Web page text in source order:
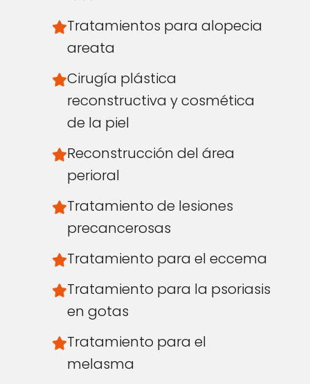
Tratamientos para alopecia
areata
Cirugía plástica
reconstructiva y cosmética
de la piel
Reconstrucción del área
perioral
Tratamiento de lesiones
precancerosas
Tratamiento para el eccema
Tratamiento para la psoriasis
en gotas
Tratamiento para el
melasma